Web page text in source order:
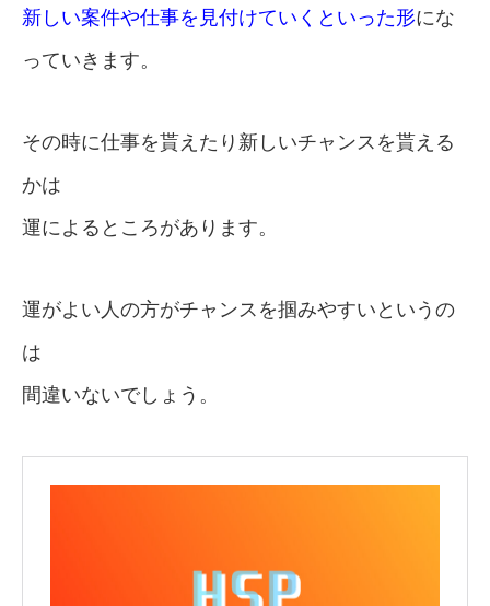
新しい案件や仕事を見付けていくといった形にな
っていきます。
その時に仕事を貰えたり新しいチャンスを貰える
かは
運によるところがあります。
運がよい人の方がチャンスを掴みやすいというの
は
間違いないでしょう。